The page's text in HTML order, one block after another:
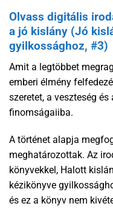
Olvass digitális
a jó kislány (Jó
gyilkossághoz, #3)
Amit a legtöbbet
emberi élmény
szeretet, a veszteség
finomságaiiba.
A történet alapja
meghatározottak. Az
könyvekkel, Halott
kézikönyve
és ez a könyv nem